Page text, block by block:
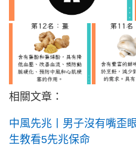
相關文章：
中風先兆丨男子沒有嘴歪
生教看5先兆保命